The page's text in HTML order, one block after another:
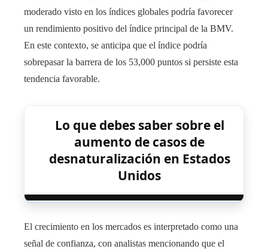
moderado visto en los índices globales podría favorecer
un rendimiento positivo del índice principal de la BMV.
En este contexto, se anticipa que el índice podría
sobrepasar la barrera de los 53,000 puntos si persiste esta
tendencia favorable.
Lo que debes saber sobre el
aumento de casos de
desnaturalización en Estados
Unidos
El crecimiento en los mercados es interpretado como una
señal de confianza, con analistas mencionando que el